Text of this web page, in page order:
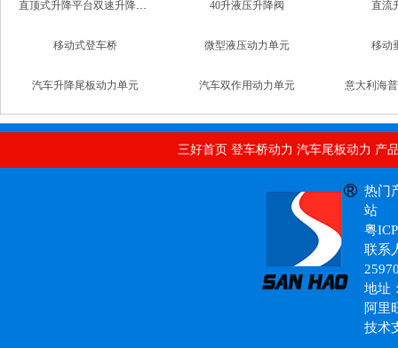
移动式登车桥 微型液压动力单元 移动
汽车升降尾板动力单元 汽车双作用动力单元 意大利海
二通式单向阀 80L液压升降阀 汽车
自动汽车直流动力单元 直顶式升降平台双速升降支撑阀 40升
铣床升降台
三好首页 登车桥动力 汽车尾板动力 产
热门
站
粤
联系
地址
阿里
技术